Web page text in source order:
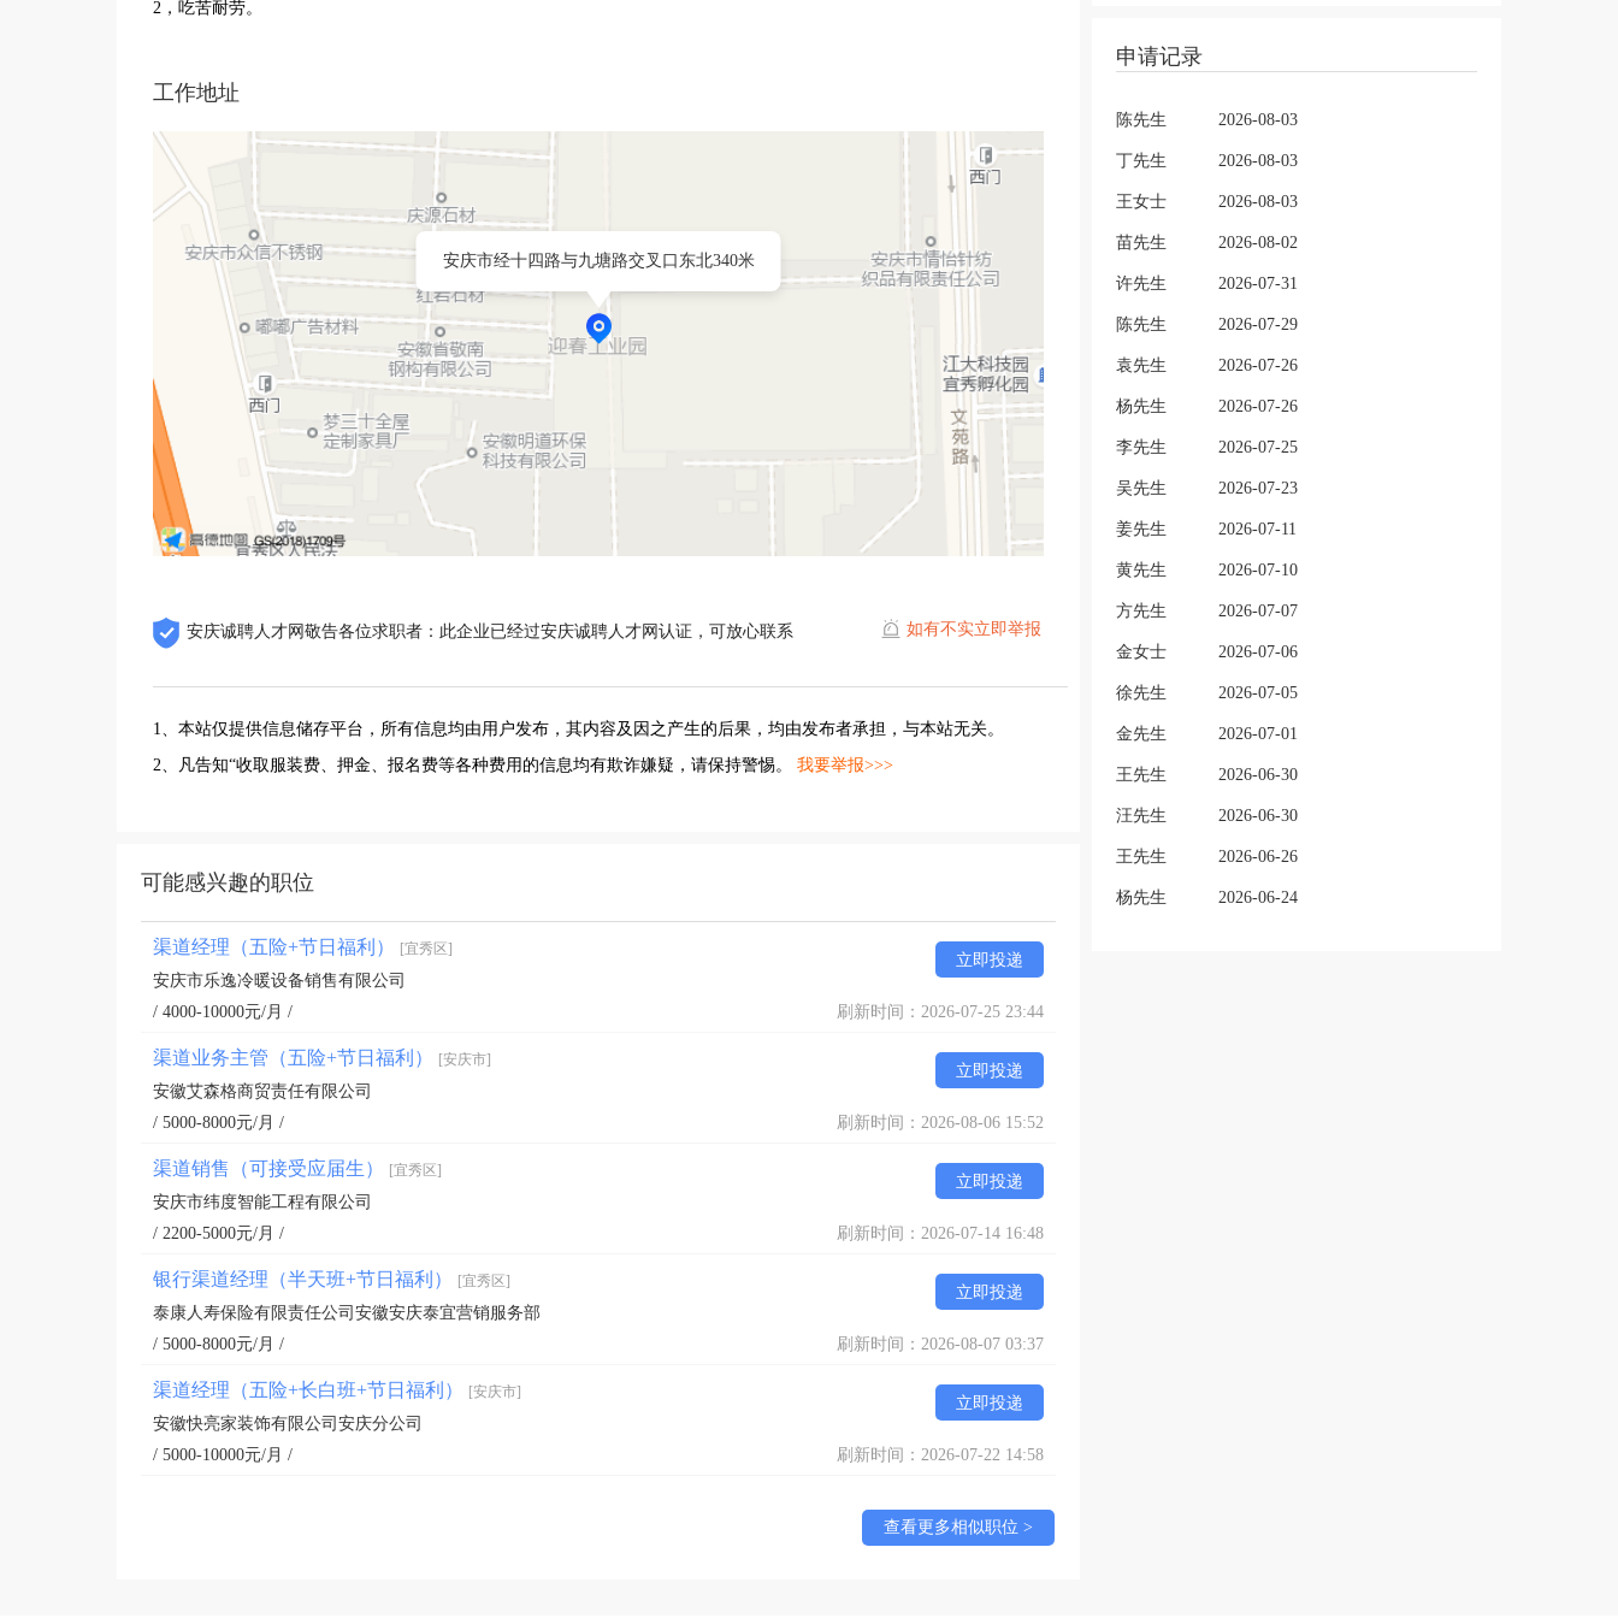
2，吃苦耐劳。
工作地址
安庆市经十四路与九塘路交叉口东北340米
安庆诚聘人才网敬告各位求职者：此企业已经过安庆诚聘人才网认证，可放心联系 如有不实立即举报
1、本站仅提供信息储存平台，所有信息均由用户发布，其内容及因之产生的后果，均由发布者承担，与本站无关。
2、凡告知“收取服装费、押金、报名费等各种费用的信息均有欺诈嫌疑，请保持警惕。 我要举报>>>
可能感兴趣的职位
渠道经理（五险+节日福利） [宜秀区]
立即投递
安庆市乐逸冷暖设备销售有限公司
/ 4000-10000元/月 /
刷新时间：2026-07-25 23:44
渠道业务主管（五险+节日福利） [安庆市]
立即投递
安徽艾森格商贸责任有限公司
/ 5000-8000元/月 /
刷新时间：2026-08-06 15:52
渠道销售（可接受应届生） [宜秀区]
立即投递
安庆市纬度智能工程有限公司
/ 2200-5000元/月 /
刷新时间：2026-07-14 16:48
银行渠道经理（半天班+节日福利） [宜秀区]
立即投递
泰康人寿保险有限责任公司安徽安庆泰宜营销服务部
/ 5000-8000元/月 /
刷新时间：2026-08-07 03:37
渠道经理（五险+长白班+节日福利） [安庆市]
立即投递
安徽快亮家装饰有限公司安庆分公司
/ 5000-10000元/月 /
刷新时间：2026-07-22 14:58
查看更多相似职位 >
申请记录
陈先生 2026-08-03
丁先生 2026-08-03
王女士 2026-08-03
苗先生 2026-08-02
许先生 2026-07-31
陈先生 2026-07-29
袁先生 2026-07-26
杨先生 2026-07-26
李先生 2026-07-25
吴先生 2026-07-23
姜先生 2026-07-11
黄先生 2026-07-10
方先生 2026-07-07
金女士 2026-07-06
徐先生 2026-07-05
金先生 2026-07-01
王先生 2026-06-30
汪先生 2026-06-30
王先生 2026-06-26
杨先生 2026-06-24